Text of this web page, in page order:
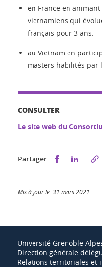
en France en
vietnamiens qui
français pour 3 ans.
au Vietnam en
masters habilités par
CONSULTER
Le site web du
Partager Partager
Mis à jour le 31 mars 2021
Université Grenoble
Direction générale
Relations territoriales et